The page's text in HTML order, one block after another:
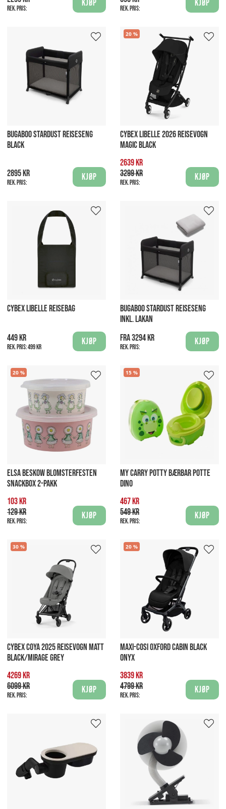
Rek. pris:
Kjøp
Rek. pris:
Kjøp
BUGABOO STARDUST REISESENG
BLACK
2895 kr
Rek. pris:
Kjøp
20
CYBEX LIBELLE 2026 REISEVOGN
MAGIC BLACK
2639 kr
3299 kr
Rek. pris:
Kjøp
CYBEX LIBELLE REISEBAG
449 kr
Rek. pris:499 kr
Kjøp
BUGABOO STARDUST REISESENG
INKL. LAKAN
Fra 3294 kr
Rek. pris:
Kjøp
20
ELSA BESKOW BLOMSTERFESTEN
SNACKBOX 2-PAKK
103 kr
129 kr
Rek. pris:
Kjøp
15
MY CARRY POTTY BÆRBAR POTTE
DINO
467 kr
549 kr
Rek. pris:
Kjøp
30
CYBEX COYA 2025 REISEVOGN MATT
BLACK/MIRAGE GREY
4269 kr
6099 kr
Rek. pris:
Kjøp
20
MAXI-COSI OXFORD CABIN BLACK
ONYX
3839 kr
4799 kr
Rek. pris:
Kjøp